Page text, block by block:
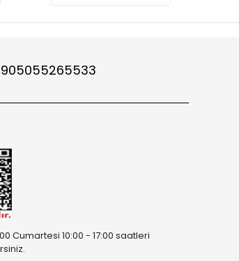
Cumartesi 10:00 - 17:00 saatleri